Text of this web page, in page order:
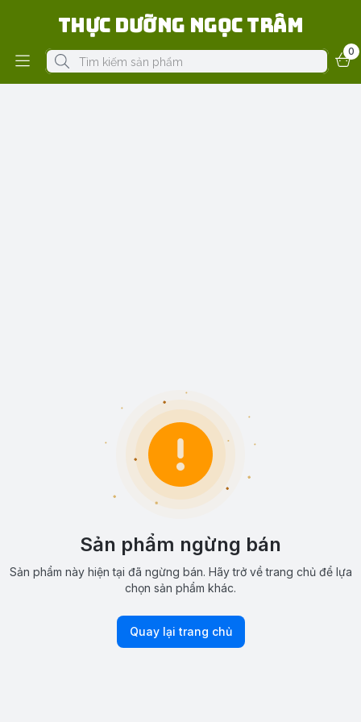
Thực Dưỡng Ngọc Trâm
0
Sản phẩm ngừng bán
Sản phẩm này hiện tại đã ngừng bán. Hãy trở về trang chủ để lựa
chọn sản phẩm khác.
Quay lại trang chủ